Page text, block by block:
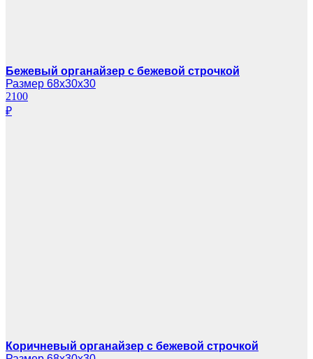
Бежевый органайзер с бежевой строчкой
Размер 68х30х30
2100
₽
Коричневый органайзер с бежевой строчкой